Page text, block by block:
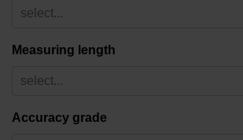
select...
Measuring length
select...
Accuracy grade